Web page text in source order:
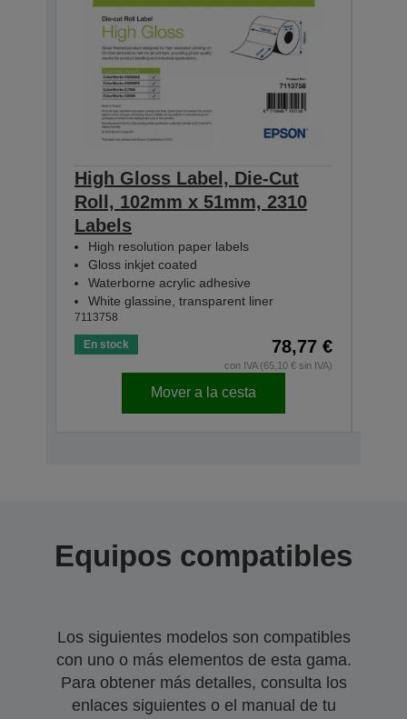
High Gloss Label, Die-Cut
Roll, 102mm x 51mm, 2310
Labels
High resolution paper labels
Gloss inkjet coated
Waterborne acrylic adhesive
White glassine, transparent liner
7113758
En stock 78,77 €
con IVA (65,10 € sin IVA)
Mover a la cesta
Equipos compatibles
Los siguientes modelos son compatibles
con uno o más elementos de esta gama.
Para obtener más detalles, consulta los
enlaces siguientes o el manual de tu